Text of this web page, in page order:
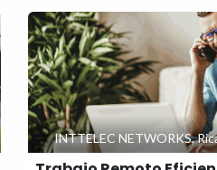
INTTELEC NETWORKS,